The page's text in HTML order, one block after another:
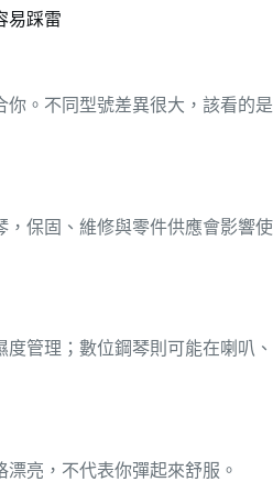
易踩雷
。不同型號差異很大，該看的是
，保固、維修與零件供應會影響使
管理；數位鋼琴則可能在喇叭、
亮，不代表你彈起來舒服。